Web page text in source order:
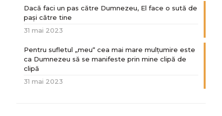
Dacă faci un pas către Dumnezeu, El face o sută de
paşi către tine
31 mai 2023
Pentru sufletul „meu“ cea mai mare mulțumire este
ca Dumnezeu să se manifeste prin mine clipă de
clipă
31 mai 2023